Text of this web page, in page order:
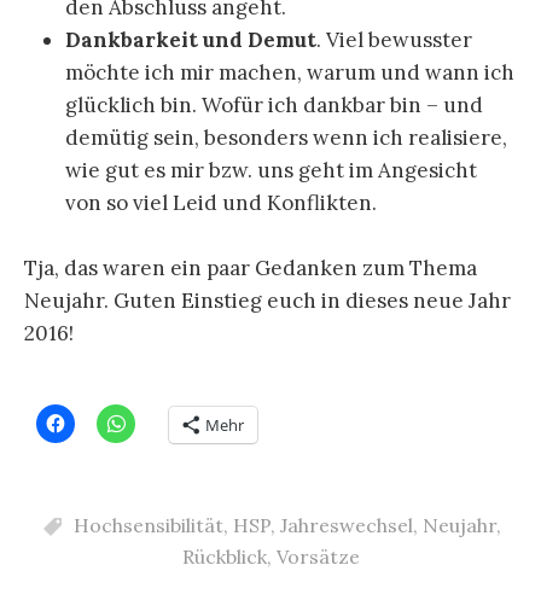
den Abschluss angeht.
Dankbarkeit und Demut. Viel bewusster
möchte ich mir machen, warum und wann ich
glücklich bin. Wofür ich dankbar bin – und
demütig sein, besonders wenn ich realisiere,
wie gut es mir bzw. uns geht im Angesicht
von so viel Leid und Konflikten.
Tja, das waren ein paar Gedanken zum Thema
Neujahr. Guten Einstieg euch in dieses neue Jahr
2016!
Mehr
Hochsensibilität, HSP, Jahreswechsel, Neujahr,
Rückblick, Vorsätze